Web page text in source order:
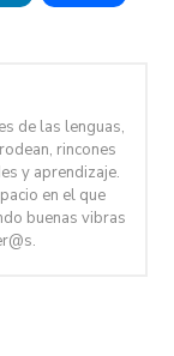
de las lenguas,
rincones
y aprendizaje.
en el que
buenas vibras